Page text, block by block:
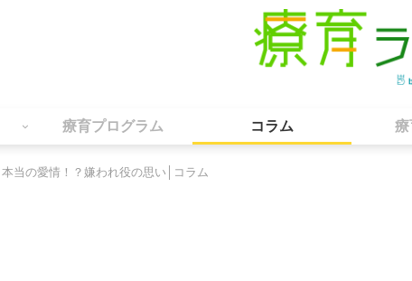
療育プログラム コラム 療
本当の愛情！？嫌われ役の思い│コラム